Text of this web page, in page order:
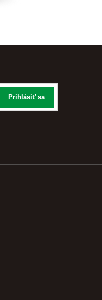
Prihlásiť sa